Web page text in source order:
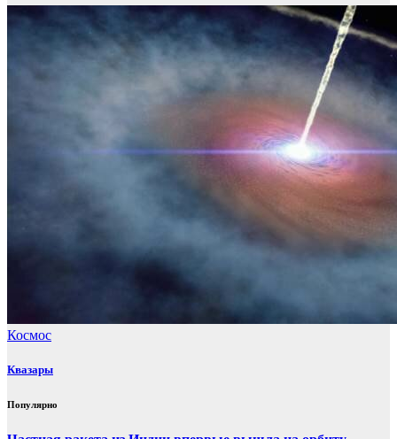
Космос
Квазары
Популярно